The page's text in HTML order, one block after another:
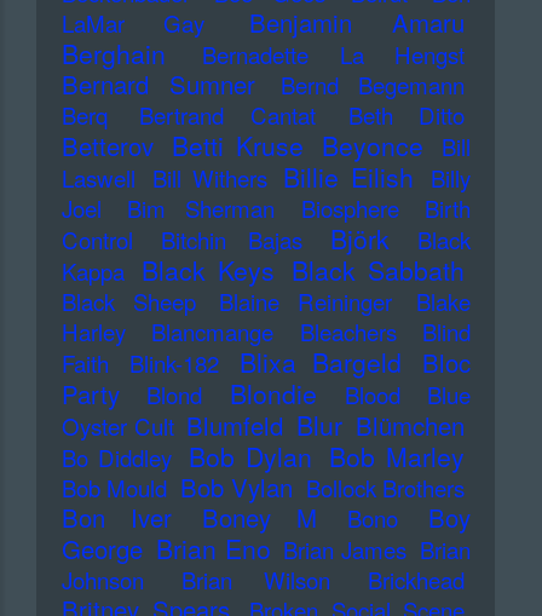
LaMar Gay
Benjamin Amaru
Berghain Bernadette La Hengst
Bernard Sumner
Bernd Begemann
Berq
Bertrand Cantat Beth Ditto
Betterov Betti Kruse Beyonce
Bill
Laswell
Bill Withers Billie Eilish
Billy
Joel
Bim Sherman Biosphere
Birth
Control
Bitchin Bajas Björk
Black
Kappa Black Keys Black Sabbath
Black Sheep Blaine Reininger
Blake
Harley
Blancmange Bleachers
Blind
Faith
Blink-182 Blixa Bargeld
Bloc
Party
Blond Blondie Blood
Blue
Oyster Cult Blumfeld Blur Blümchen
Bo Diddley Bob Dylan Bob Marley
Bob Mould Bob Vylan Bollock Brothers
Bon Iver Boney M Bono
Boy
George Brian Eno Brian James Brian
Johnson
Brian Wilson Brickhead